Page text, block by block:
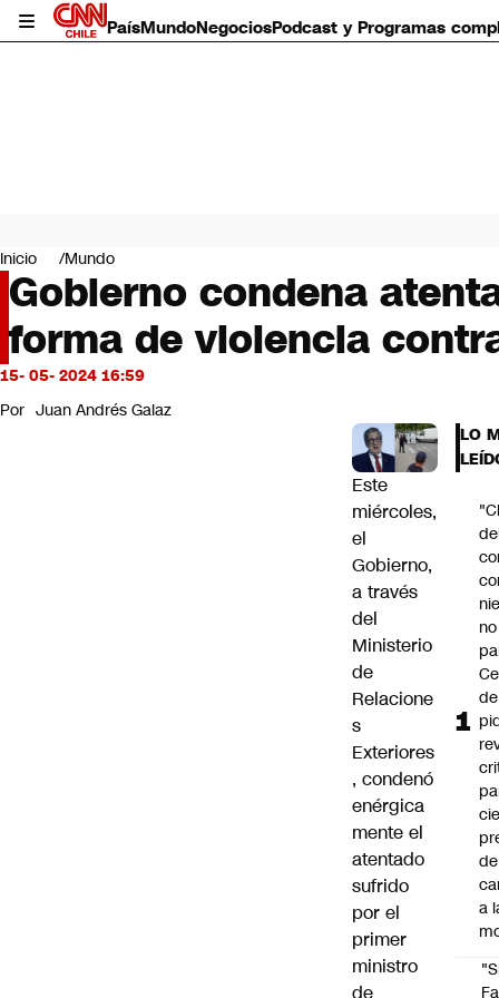
PaísMundoNegociosPodcast y Programas
Mundo
Negocios
Deportes
Programas completos
Cultura
Servicios
Bits
CNN Data
Inicio Mundo
Gobierno condena
forma de violencia
15- 05- 2024 16:59
Por Juan Andrés Galaz
Este
miércoles,
el
Gobierno,
a través
del
Ministerio
de
Relacione
s
Exteriores
, condenó
enérgica
mente el
atentado
sufrido
por el
primer
ministro
de
LO
no
de
a